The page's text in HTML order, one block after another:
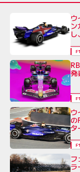
ウ
ン
F1
発
F1
ウ
の
タ
F1
フ
ラ